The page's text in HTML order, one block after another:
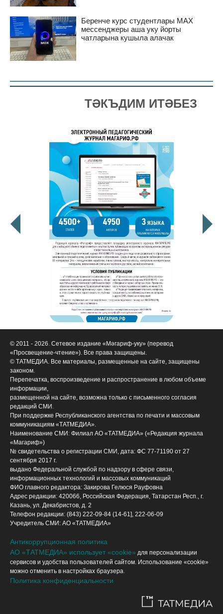
Беренче курс студентлары MAX
мессенджеры аша уку йорты
чатларына кушыла алачак
ТӘКЪДИМ ИТӘБЕЗ
© 2011 - 2026. Сетевое издание «Мәгариф-уку» (перевод
«Просвещение-чтение»). Все права защищены.
© ТАТМЕДИА. Все материалы, размещенные на сайте, защищены
законом.
Перепечатка, воспроизведение и распространение в любом объеме
информации,
размещенной на сайте, возможна только с письменного согласия
редакций СМИ.
При поддержке Республиканского агентства по печати и массовым
коммуникациям «ТАТМЕДИА».
Наименование СМИ: Филиал АО «ТАТМЕДИА» («Редакция журнала
«Магариф»)
№ свидетельства о регистрации СМИ, дата: ФС 77-71190 от 27
сентября 2017 г.
выдано Федеральной службой по надзору в сфере связи,
информационных технологий и массовых коммуникаций
ФИО главного редактора: Закирова Гелюся Рауфовна
Адрес редакции: 420066, Российская Федерация, Татарстан Респ., г.
Казань, ул. Декабристов, д. 2
Телефон редакции: (843) 222-09-84 (14-61], 222-06-09
Учредитель СМИ: АО «ТАТМЕДИА»
Антикоррупционная политика
АО «ТАТМЕДИА» использует «cookie» для персонализации
сервисов и удобства пользователей сайтом. Использование «cookie»
можно отменить в настройках браузера.
Политика конфиденциальности